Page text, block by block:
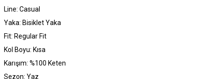
Line: Casual
Yaka: Bisiklet Yaka
Fit: Regular Fit
Kol Boyu: Kısa
Karışım: %100 Keten
Sezon: Yaz